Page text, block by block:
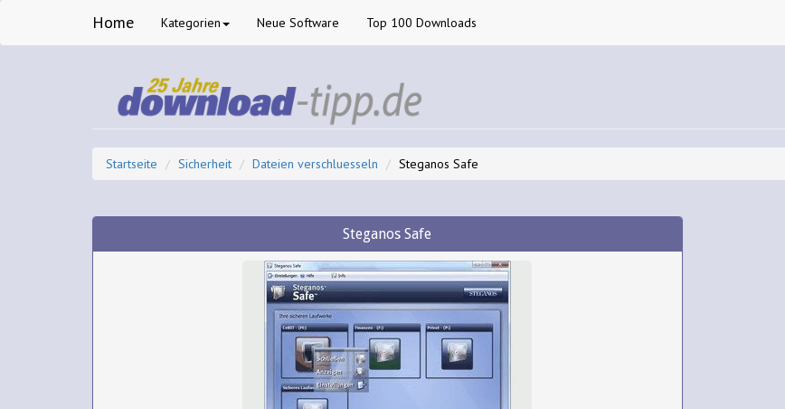
Home Kategorien Neue Software Top 100 Downloads
Startseite Sicherheit Dateien verschluesseln Steganos Safe
Steganos Safe